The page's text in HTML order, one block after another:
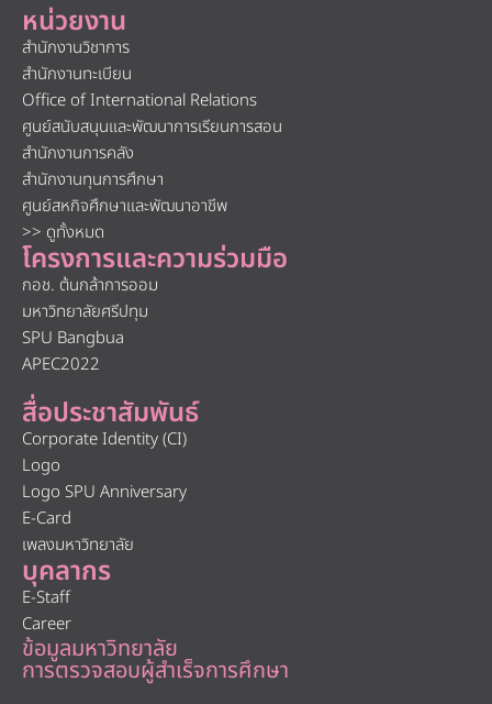
หน่วยงาน
สำนักงานวิชาการ
สำนักงานทะเบียน
Office of International Relations
ศูนย์สนับสนุนและพัฒนาการเรียนการสอน
สำนักงานการคลัง
สำนักงานทุนการศึกษา
ศูนย์สหกิจศึกษาและพัฒนาอาชีพ
>> ดูทั้งหมด
โครงการและความร่วมมือ
กอช. ต้นกล้าการออม
มหาวิทยาลัยศรีปทุม
SPU Bangbua
APEC2022
สื่อประชาสัมพันธ์
Corporate Identity (CI)
Logo
Logo SPU Anniversary
E-Card
เพลงมหาวิทยาลัย
บุคลากร
E-Staff
Career
ข้อมูลมหาวิทยาลัย
การตรวจสอบผู้สำเร็จการศึกษา